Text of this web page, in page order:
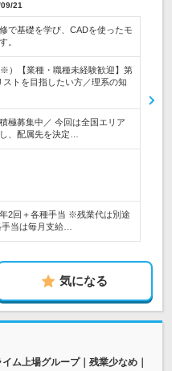
21
で基礎を学び、CADを使ったモ
。
）【業種・職種未経験歓迎】第
トを目指したい方／理系の知
極募集中／ 今回は全国エリア
、配属先を決定…
2回＋各種手当 ※残業代は別途
当は毎月支給…
気になる
ム上場グループ｜残業少なめ｜